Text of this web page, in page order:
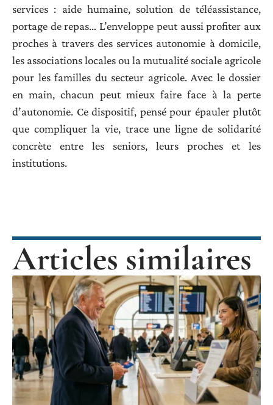
services : aide humaine, solution de téléassistance,
portage de repas… L’enveloppe peut aussi profiter aux
proches à travers des services autonomie à domicile,
les associations locales ou la mutualité sociale agricole
pour les familles du secteur agricole. Avec le dossier
en main, chacun peut mieux faire face à la perte
d’autonomie. Ce dispositif, pensé pour épauler plutôt
que compliquer la vie, trace une ligne de solidarité
concrète entre les seniors, leurs proches et les
institutions.
Articles similaires